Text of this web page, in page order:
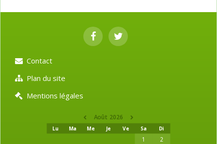
Contact
Plan du site
Mentions légales
Août 2026
Lu Ma Me Je Ve Sa Di
1 2